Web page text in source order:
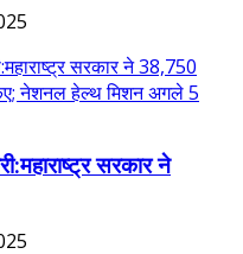
सरकार ने